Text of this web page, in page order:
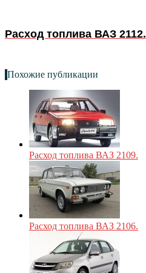
Расход топлива ВАЗ 2112.
Похожие публикации
Расход топлива ВАЗ 2109.
Расход топлива ВАЗ 2106.